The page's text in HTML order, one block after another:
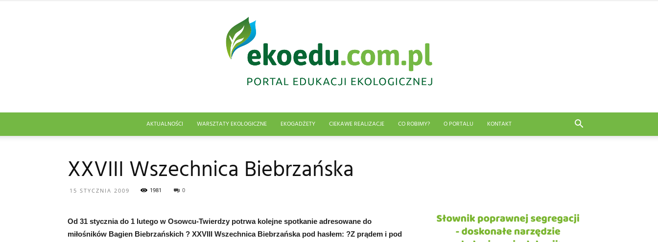
AKTUALNOŚCI WARSZTATY EKOLOGICZNE EKOGADŻETY CIEKAWE REALIZACJE CO ROBIMY? O PORTALU KONTAKT
XXVIII Wszechnica Biebrzańska
15 STYCZNIA 2009 1981 0
Od 31 stycznia do 1 lutego w Osowcu-Twierdzy potrwa kolejne spotkanie adresowane do
miłośników Bagien Biebrzańskich ? XXVIII Wszechnica Biebrzańska pod hasłem: ?Z prądem i pod